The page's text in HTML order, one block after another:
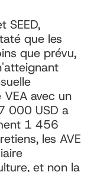
SEED,
que les
que prévu,
avec un
000 USD a
1 456
les AVE
et non la